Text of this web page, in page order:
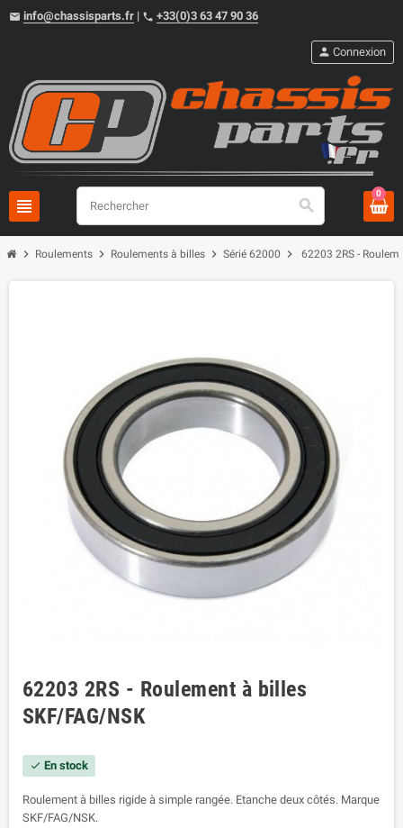
email info@chassisparts.fr | phone +33(0)3 63 47 90 36
view_headline search
person Connexion
0
chevron_right Roulements chevron_right Roulements à billes chevron_right Sérié 62000 chevron_right 62203 2RS -
62203 2RS - Roulement à billes
SKF/FAG/NSK
check En stock
Roulement à billes rigide à simple rangée. Etanche deux côtés. Marque
SKF/FAG/NSK.